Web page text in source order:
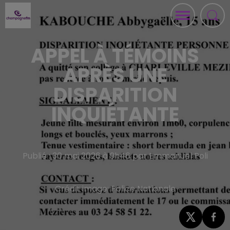
APPEL À TÉMOINS
APRÈS UNE
DISPARITION
INQUIÉTANTE
Publié : 30 mai 2026 à 9h46 par Emmanuel Poli
Crédit image:Police Nationale